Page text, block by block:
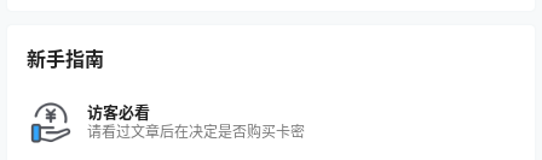
新手指南
访客必看
请看过文章后在决定是否购买卡密